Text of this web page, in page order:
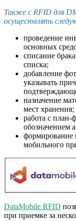
Также с RFID для
осуществлять
проведение
основных
списание
списка;
добавление
указывать
назначение
мест хранения;
работа с план-
обозначением
формирование
мобильного
DataMobile RFID
при приемке за